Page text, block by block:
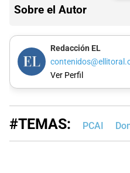
Sobre el Autor
Redacción EL
Ver Perfil
#TEMAS: PCAI